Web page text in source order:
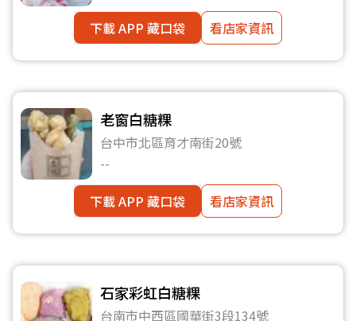
下載 APP 藏口袋
看店家資訊
老窗白糖粿
台中市北區育才南街20號
--
下載 APP 藏口袋
看店家資訊
石家彩虹白糖粿
台南市中西區國華街3段134號